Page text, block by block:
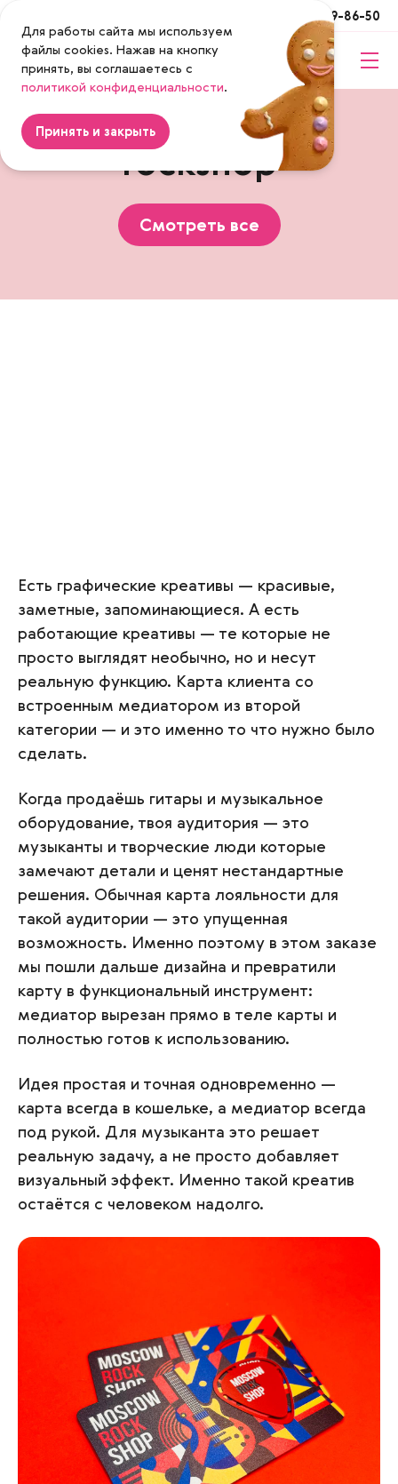
+7 (495) 649-86-50
Magenta
rockshop
Смотреть все
Есть графические креативы — красивые,
заметные, запоминающиеся. А есть
работающие креативы — те которые не
просто выглядят необычно, но и несут
реальную функцию. Карта клиента со
встроенным медиатором из второй
категории — и это именно то что нужно было
сделать.
Когда продаёшь гитары и музыкальное
оборудование, твоя аудитория — это
музыканты и творческие люди которые
замечают детали и ценят нестандартные
решения. Обычная карта лояльности для
такой аудитории — это упущенная
возможность. Именно поэтому в этом заказе
мы пошли дальше дизайна и превратили
карту в функциональный инструмент:
медиатор вырезан прямо в теле карты и
полностью готов к использованию.
Идея простая и точная одновременно —
карта всегда в кошельке, а медиатор всегда
под рукой. Для музыканта это решает
реальную задачу, а не просто добавляет
визуальный эффект. Именно такой креатив
остаётся с человеком надолго.
Для работы сайта мы используем
файлы cookies. Нажав на кнопку
принять, вы соглашаетесь с
политикой конфиденциальности.
Принять и закрыть